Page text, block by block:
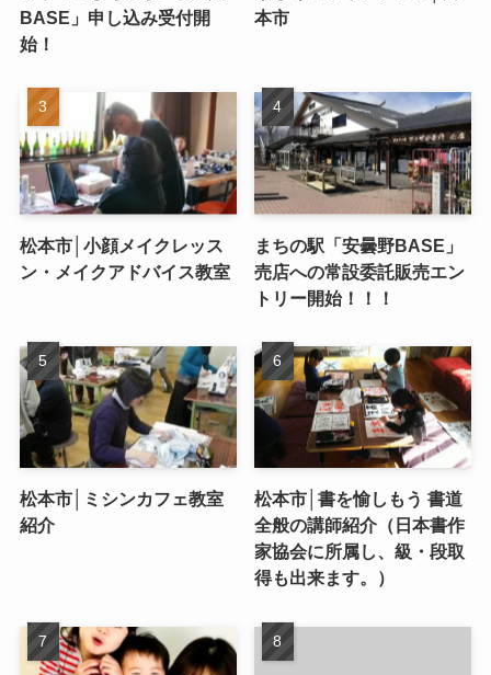
BASE」申し込み受付開
始！
本市
松本市│小顔メイクレッス
ン・メイクアドバイス教室
まちの駅「安曇野BASE」
売店への常設委託販売エン
トリー開始！！！
松本市│ミシンカフェ教室
紹介
松本市│書を愉しもう 書道
全般の講師紹介（日本書作
家協会に所属し、級・段取
得も出来ます。）